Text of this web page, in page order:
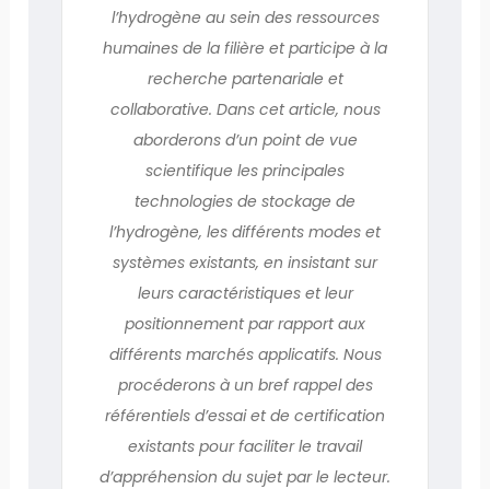
l’hydrogène au sein des ressources
humaines de la filière et participe à la
recherche partenariale et
collaborative. Dans cet article, nous
aborderons d’un point de vue
scientifique les principales
technologies de stockage de
l’hydrogène, les différents modes et
systèmes existants, en insistant sur
leurs caractéristiques et leur
positionnement par rapport aux
différents marchés applicatifs. Nous
procéderons à un bref rappel des
référentiels d’essai et de certification
existants pour faciliter le travail
d’appréhension du sujet par le lecteur.